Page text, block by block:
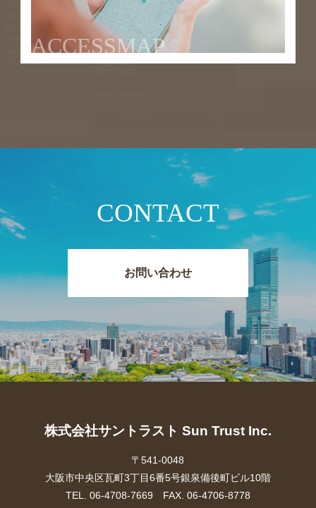
ACCESSMAP
CONTACT
お問い合わせ
株式会社サントラスト Sun Trust Inc.
〒541-0048
大阪市中央区瓦町3丁目6番5号銀泉備後町ビル10階
TEL. 06-4708-7669 FAX. 06-4706-8778